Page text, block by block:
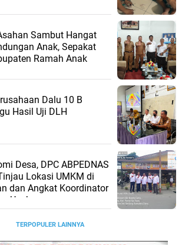
Sambut Hangat
Anak, Sepakat
Ramah Anak
Dalu 10 B
Hasil Uji DLH
Desa, DPC ABPEDNAS
Lokasi UMKM di
dan Angkat Koordinator
Usaha
TERPOPULER LAINNYA